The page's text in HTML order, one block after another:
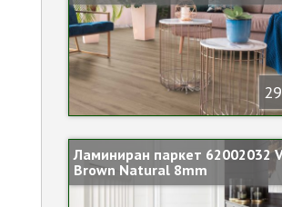
Ламиниран паркет 62002032
Brown Natural 8mm